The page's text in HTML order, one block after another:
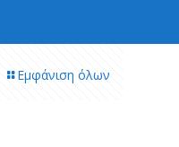
Εμφάνιση όλων